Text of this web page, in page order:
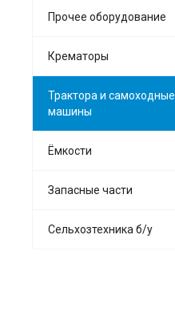
Прочее оборудование
Крематоры
Трактора и самоходные
машины
Ёмкости
Запасные части
Сельхозтехника б/у